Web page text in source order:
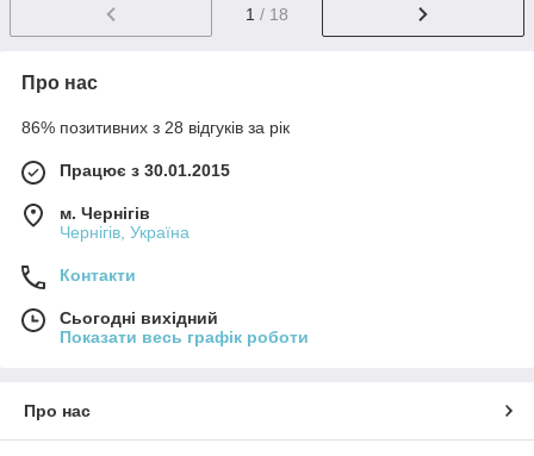
1 / 18
Про нас
86% позитивних з 28 відгуків за рік
Працює з 30.01.2015
м. Чернігів
Чернігів, Україна
Контакти
Сьогодні вихідний
Показати весь графік роботи
Про нас